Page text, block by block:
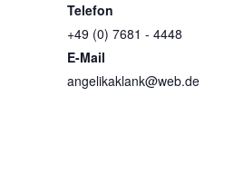
Telefon
+49 (0) 7681 - 4448
E-Mail
angelikaklank@web.de